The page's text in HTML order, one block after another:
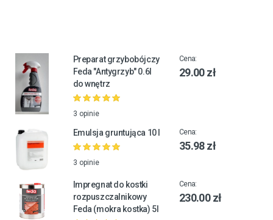
Preparat grzybobójczy
Feda "Antygrzyb" 0.6l
do wnętrz
3 opinie
Cena:
29.00 zł
Emulsja gruntująca 10 l
3 opinie
Cena:
35.98 zł
Impregnat do kostki
rozpuszczalnikowy
Feda (mokra kostka) 5l
Cena:
230.00 zł